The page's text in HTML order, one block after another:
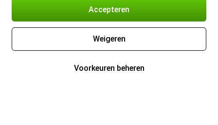
Accepteren
Weigeren
Voorkeuren beheren